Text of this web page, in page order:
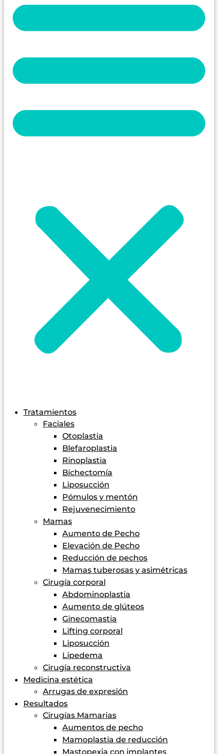
Tratamientos
Faciales
Otoplastia
Blefaroplastia
Rinoplastia
Bichectomía
Liposucción
Pómulos y mentón
Rejuvenecimiento
Mamas
Aumento de Pecho
Elevación de Pecho
Reducción de pechos
Mamas tuberosas y asimétricas
Cirugía corporal
Abdominoplastia
Aumento de glúteos
Ginecomastia
Lifting corporal
Liposucción
Lipedema
Cirugía reconstructiva
Medicina estética
Arrugas de expresión
Resultados
Cirugías Mamarias
Aumentos de pecho
Mamoplastia de reducción
Mastopexia con implantes